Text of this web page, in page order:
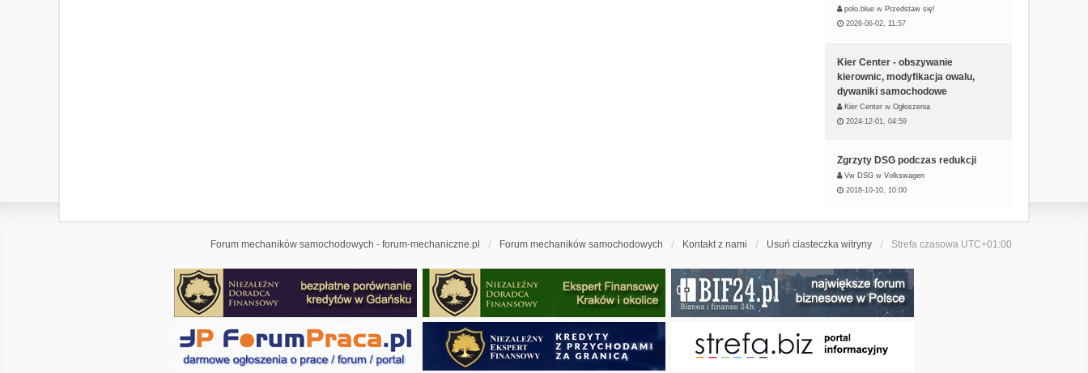
polo.blue w Przedstaw się!
2026-06-02, 11:57
Kier Center - obszywanie
kierownic, modyfikacja owalu,
dywaniki samochodowe
Kier Center w Ogłoszenia
2024-12-01, 04:59
Zgrzyty DSG podczas redukcji
Vw DSG w Volkswagen
2018-10-10, 10:00
Forum mechaników samochodowych - forum-mechaniczne.pl Forum mechaników samochodowych Kontakt z nami Usuń ciasteczka witryny Strefa czasowa UTC+01:00